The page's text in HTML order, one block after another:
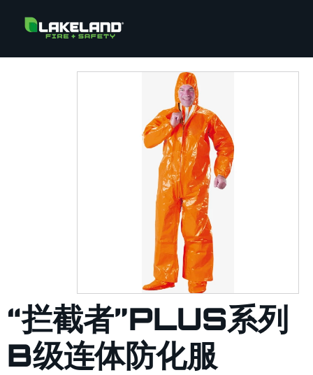
“拦截者”PLUS系列
B级连体防化服